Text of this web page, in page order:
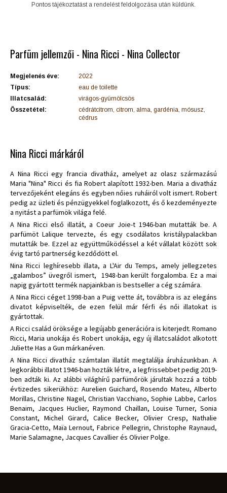
Pontos tájékoztatást a rendelést feldolgozása után küldünk.
Parfüm jellemzői - Nina Ricci - Nina Collector
Megjelenés éve:
2022
Típus:
eau de toilette
Illatcsalád:
virágos-gyümölcsös
Összetétel:
cédrátcitrom, citrom, alma, gardénia, mósusz,
cédrus
Nina Ricci márkáról
A Nina Ricci egy francia divatház, amelyet az olasz származású
Maria "Nina" Ricci és fia Robert alapított 1932-ben. Maria a divatház
tervezőjeként elegáns és egyben nőies ruháiról volt ismert. Robert
pedig az üzleti és pénzügyekkel foglalkozott, és ő kezdeményezte
a nyitást a parfümök világa felé.
A Nina Ricci első illatát, a Coeur Joie-t 1946-ban mutatták be. A
parfümöt Lalique tervezte, és egy csodálatos kristálypalackban
mutatták be. Ezzel az együttműködéssel a két vállalat között sok
évig tartó partnerség kezdődött el.
Nina Ricci leghíresebb illata, a L'Air du Temps, amely jellegzetes
„galambos” üvegről ismert, 1948-ban került forgalomba. Ez a mai
napig gyártott termék napjainkban is bestseller a cég számára.
A Nina Ricci céget 1998-ban a Puig vette át, továbbra is az elegáns
divatot képviselték, de ezen felül már férfi és női illatokat is
gyártottak.
A Ricci család öröksége a legújabb generációra is kiterjedt. Romano
Ricci, Maria unokája és Robert unokája, egy új illatcsaládot alkotott
Juliette Has a Gun márkanéven.
A Nina Ricci divatház számtalan illatát megtalálja áruházunkban. A
legkorábbi illatot 1946-ban hozták létre, a legfrissebbet pedig 2019-
ben adták ki. Az alábbi világhírű parfümőrök járultak hozzá a több
évtizedes sikerükhöz: Aurelien Guichard, Rosendo Mateu, Alberto
Morillas, Christine Nagel, Christian Vacchiano, Sophie Labbe, Carlos
Benaim, Jacques Huclier, Raymond Chaillan, Louise Turner, Sonia
Constant, Michel Girard, Calice Becker, Olivier Cresp, Nathalie
Gracia-Cetto, Maïa Lernout, Fabrice Pellegrin, Christophe Raynaud,
Marie Salamagne, Jacques Cavallier és Olivier Polge.